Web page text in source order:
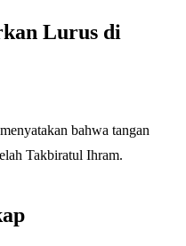
Lurus di
bahwa tangan
Takbiratul Ihram.